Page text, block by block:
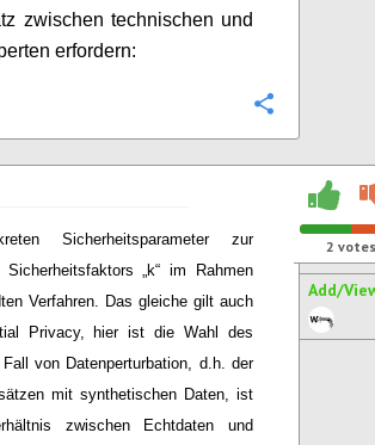
zwischen technischen und
erfordern:
Sicherheitsparameter zur
„k“ im Rahmen
Verfahren. Das gleiche gilt auch
Privacy, hier ist die Wahl des
von Datenperturbation, d.h. der
mit synthetischen Daten, ist
zwischen Echtdaten und
2 votes
Add/